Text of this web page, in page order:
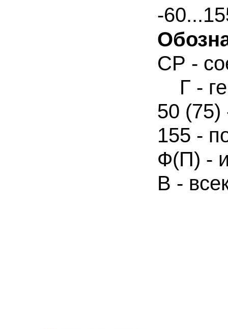
-
СР -
Г -
50 (75)
155 -
Ф(П) -
В -